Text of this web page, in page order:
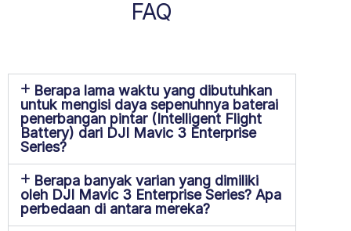
FAQ
Berapa lama waktu yang dibutuhkan
untuk mengisi daya sepenuhnya baterai
penerbangan pintar (Intelligent Flight
Battery) dari DJI Mavic 3 Enterprise
Series?
Berapa banyak varian yang dimiliki
oleh DJI Mavic 3 Enterprise Series? Apa
perbedaan di antara mereka?